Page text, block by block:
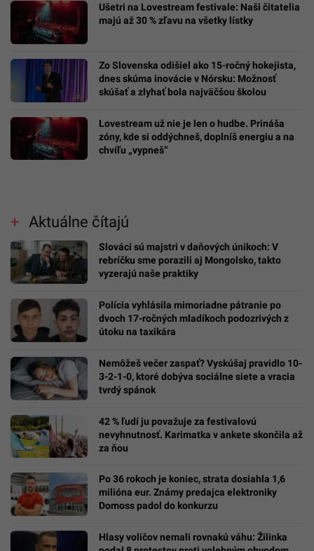
Ušetri na Lovestream festivale: Naši čitatelia
majú až 30 % zľavu na všetky lístky
Zo Slovenska odišiel ako 15-ročný hokejista,
dnes skúma inovácie v Nórsku: Možnosť
skúšať a zlyhať bola najväčšou školou
Lovestream už nie je len o hudbe. Prináša
zóny, kde si oddýchneš, doplníš energiu a na
chvíľu „vypneš“
Aktuálne čítajú
Slováci sú majstri v daňových únikoch: V
rebríčku sme porazili aj Mongolsko, takto
vyzerajú naše praktiky
Polícia vyhlásila mimoriadne pátranie po
dvoch 17-ročných mladíkoch podozrivých z
útoku na taxikára
Nemôžeš večer zaspať? Vyskúšaj pravidlo 10-
3-2-1-0, ktoré dobýva sociálne siete a vracia
tvrdý spánok
42 % ľudí ju považuje za festivalovú
nevyhnutnosť. Karimatka v ankete skončila až
za ňou
Po 36 rokoch je koniec, strata dosiahla 1,6
milióna eur. Známy predajca elektroniky
Domoss padol do konkurzu
Hlasy voličov nemali rovnakú váhu: Žilinka